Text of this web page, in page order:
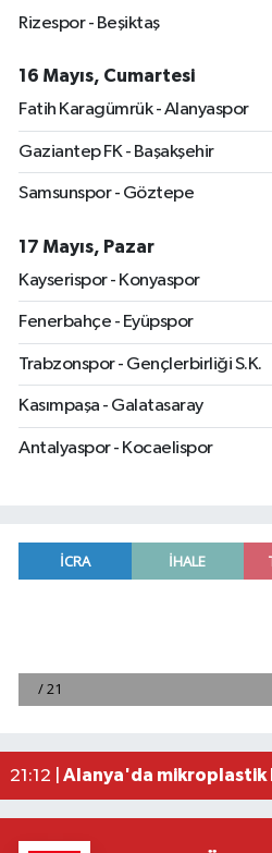
Rizespor - Beşiktaş
16 Mayıs, Cumartesi
Fatih Karagümrük - Alanyaspor
Gaziantep FK - Başakşehir
Samsunspor - Göztepe
17 Mayıs, Pazar
Kayserispor - Konyaspor
Fenerbahçe - Eyüpspor
Trabzonspor - Gençlerbirliği S.K.
Kasımpaşa - Galatasaray
Antalyaspor - Kocaelispor
22:44 |
2026 Air Badminton
21:12 | Alanya'da mikroplastik